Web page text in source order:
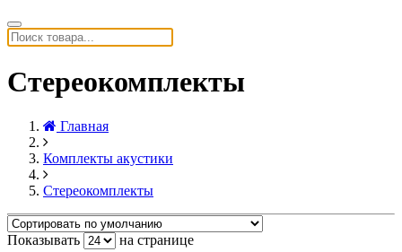
Стереокомплекты
Главная
Комплекты акустики
Стереокомплекты
Показывать на странице